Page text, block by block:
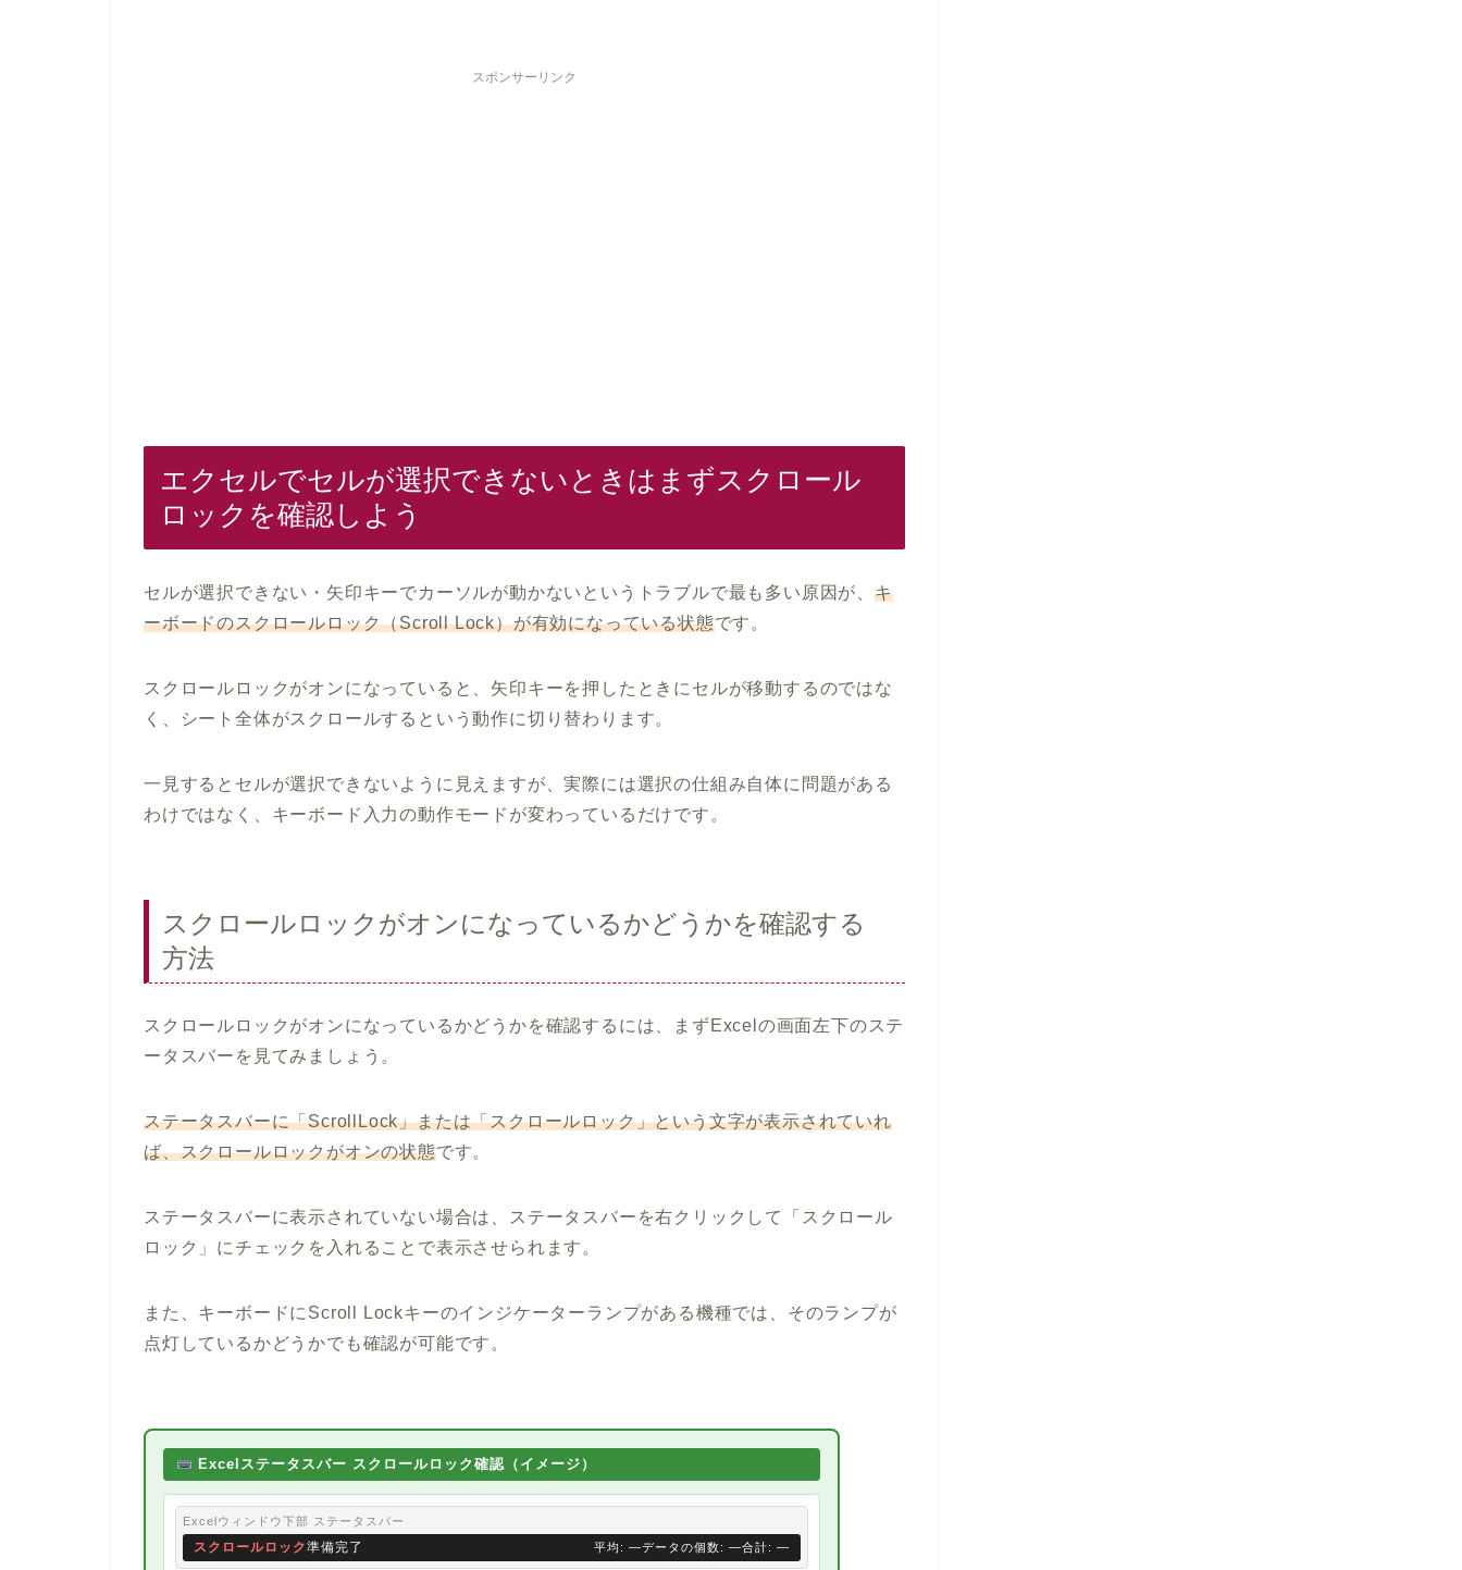
スポンサーリンク
エクセルでセルが選択できないときはまずスクロール
ロックを確認しよう
セルが選択できない・矢印キーでカーソルが動かないというトラブルで最も多い原因が、 キ
ーボードのスクロールロック（Scroll Lock）が有効になっている状態です。
スクロールロックがオンになっていると、矢印キーを押したときにセルが移動するのではな
く、シート全体がスクロールするという動作に切り替わります。
一見するとセルが選択できないように見えますが、実際には選択の仕組み自体に問題がある
わけではなく、キーボード入力の動作モードが変わっているだけです。
スクロールロックがオンになっているかどうかを確認する
方法
スクロールロックがオンになっているかどうかを確認するには、まずExcelの画面左下のステ
ータスバーを見てみましょう。
ステータスバーに「ScrollLock」または「スクロールロック」という文字が表示されていれ
ば、スクロールロックがオンの状態です。
ステータスバーに表示されていない場合は、ステータスバーを右クリックして「スクロール
ロック」にチェックを入れることで表示させられます。
また、キーボードにScroll Lockキーのインジケーターランプがある機種では、そのランプが
点灯しているかどうかでも確認が可能です。
Excelステータスバー スクロールロック確認（イメージ）
Excelウィンドウ下部 ステータスバー
スクロールロック準備完了 平均: —データの個数: —合計: —